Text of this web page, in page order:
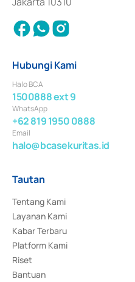
Hubungi Kami
Halo BCA
1500888 ext 9
WhatsApp
+62 819 1950 0888
Email
halo@bcasekuritas.id
Tautan
Tentang Kami
Layanan Kami
Kabar Terbaru
Platform Kami
Riset
Bantuan